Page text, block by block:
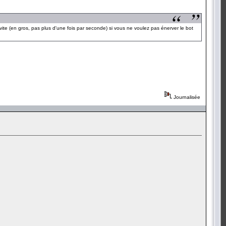
(en gros, pas plus d'une fois par seconde) si vous ne voulez pas énerver le bot
Journalisée